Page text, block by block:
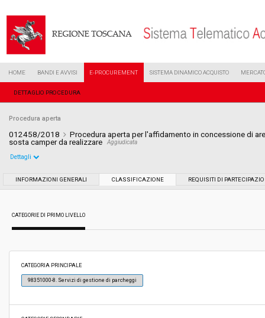
HOME BANDI E AVVISI E-PROCUREMENT SISTEMA DINAMICO ACQUISTO
DETTAGLIO PROCEDURA
Procedura aperta
012458/2018
Procedura aperta per l'affidamento in concessione di
sosta camper da realizzare
Aggiudicata
Data pubblicazione: 08/06/2018 11:45
Dettagli
INFORMAZIONI GENERALI CLASSIFICAZIONE REQUISITI DI
CATEGORIE DI PRIMO LIVELLO
CATEGORIA PRINCIPALE
98351000-8. Servizi di gestione di parcheggi